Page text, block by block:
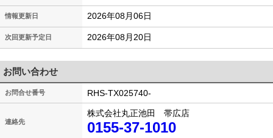
情報更新日 2026年08月06日
次回更新予定日 2026年08月20日
お問い合わせ
お問合せ番号 RHS-TX025740-
連絡先
株式会社丸正池田 帯広店
0155-37-1010